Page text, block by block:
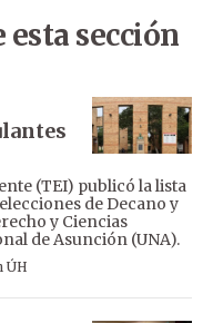
sección
(TEI) publicó la lista
de Decano y
y Ciencias
de Asunción (UNA).
ÚH